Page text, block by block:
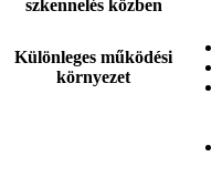
szkennelés közben
Különleges működési
környezet